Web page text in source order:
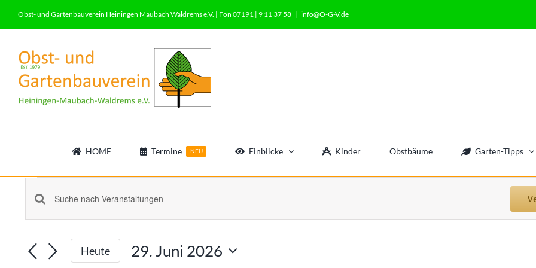
Obst- und Gartenbauverein Heiningen Maubach Waldrems e.V. | Fon 07191 | 9 11 37 58 | info@O-G-V.de
HOME Termine NEU Einblicke Kinder Obstbäume Garten-Tipps
Veranstaltungen
für
Veranstaltungen
Suche
Bitte
Schlüsselwort
Suche
Heute
29. Juni 2026